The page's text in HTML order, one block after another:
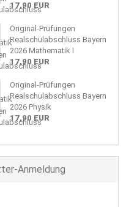
17,90 EUR
Original-Prüfungen
Realschulabschluss Bayern
2026 Mathematik I
17,90 EUR
Original-Prüfungen
Realschulabschluss Bayern
2026 Physik
17,90 EUR
Anmeldung